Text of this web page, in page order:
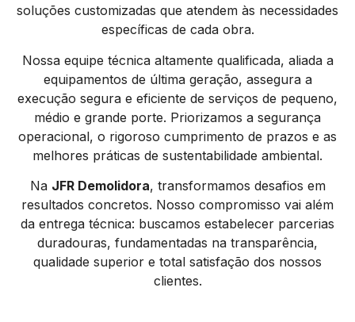
soluções customizadas que atendem às necessidades
específicas de cada obra.
Nossa equipe técnica altamente qualificada, aliada a
equipamentos de última geração, assegura a
execução segura e eficiente de serviços de pequeno,
médio e grande porte. Priorizamos a segurança
operacional, o rigoroso cumprimento de prazos e as
melhores práticas de sustentabilidade ambiental.
Na JFR Demolidora, transformamos desafios em
resultados concretos. Nosso compromisso vai além
da entrega técnica: buscamos estabelecer parcerias
duradouras, fundamentadas na transparência,
qualidade superior e total satisfação dos nossos
clientes.